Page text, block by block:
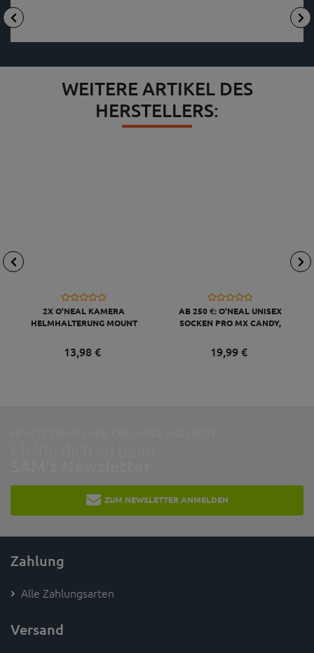
WEITERE ARTIKEL DES
HERSTELLERS:
2X O'NEAL KAMERA
HELMHALTERUNG MOUNT
SCHWARZ
13,98 €
AB 250 €: O'NEAL UNISEX
SOCKEN PRO MX CANDY,
19,99 €
ZUM NEWSLETTER ANMELDEN
Zahlung
Alle Zahlungsarten
Versand